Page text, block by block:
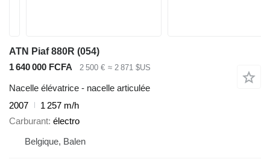
ATN Piaf 880R (054)
1 640 000 FCFA
2 500 € ≈ 2 871 $US
Nacelle élévatrice - nacelle articulée
2007
1 257 m/h
Carburant électro
Belgique, Balen